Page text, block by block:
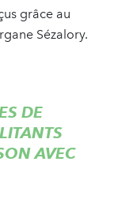
grâce au
Sézalory.
DE
AVEC